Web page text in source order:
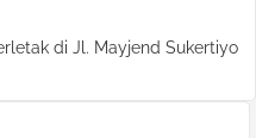
di Jl. Mayjend Sukertiyo